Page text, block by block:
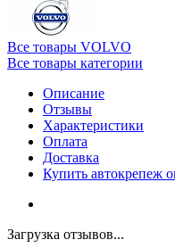
Все товары VOLVO
Все товары категории
Описание
Отзывы
Характеристики
Оплата
Доставка
Купить автокрепеж
Загрузка отзывов...